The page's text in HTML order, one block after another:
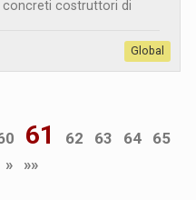
concreti costruttori di
Global
61 62 63 64
65
» »»